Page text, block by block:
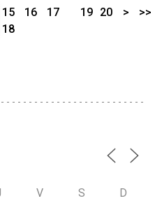
15 16
17
18
19 20 > >>
V S D